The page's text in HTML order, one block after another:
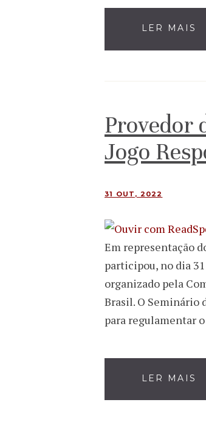
LER MAIS
Provedor
Jogo
31 OUT, 2022
Em representação
participou, no dia
organizado pela
Brasil. O Seminário
para regulamentar
LER MAIS